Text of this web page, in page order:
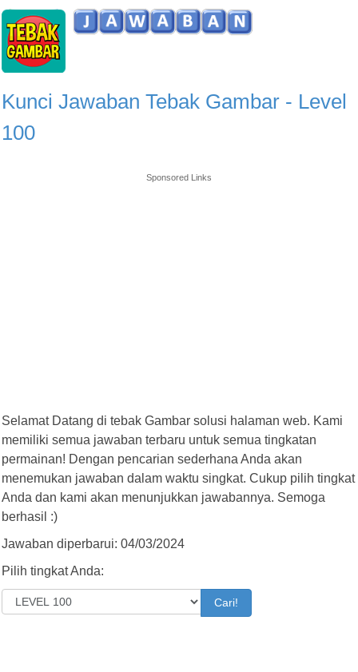
Kunci Jawaban Tebak Gambar - Level
100
Sponsored Links
Selamat Datang di tebak Gambar solusi halaman web. Kami
memiliki semua jawaban terbaru untuk semua tingkatan
permainan! Dengan pencarian sederhana Anda akan
menemukan jawaban dalam waktu singkat. Cukup pilih tingkat
Anda dan kami akan menunjukkan jawabannya. Semoga
berhasil :)
Jawaban diperbarui: 04/03/2024
Pilih tingkat Anda:
Cari!